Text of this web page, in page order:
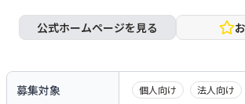
公式ホームページを見る
募集対象 個人向け 法人向け